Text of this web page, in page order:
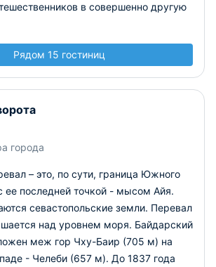
в совершенно другую
Рядом 15 гостиниц
города
– это, по сути, граница Южного
ее последней точкой - мысом Айя.
севастопольские земли. Перевал
над уровнем моря. Байдарский
меж гор Чху-Баир (705 м) на
- Челеби (657 м). До 1837 года